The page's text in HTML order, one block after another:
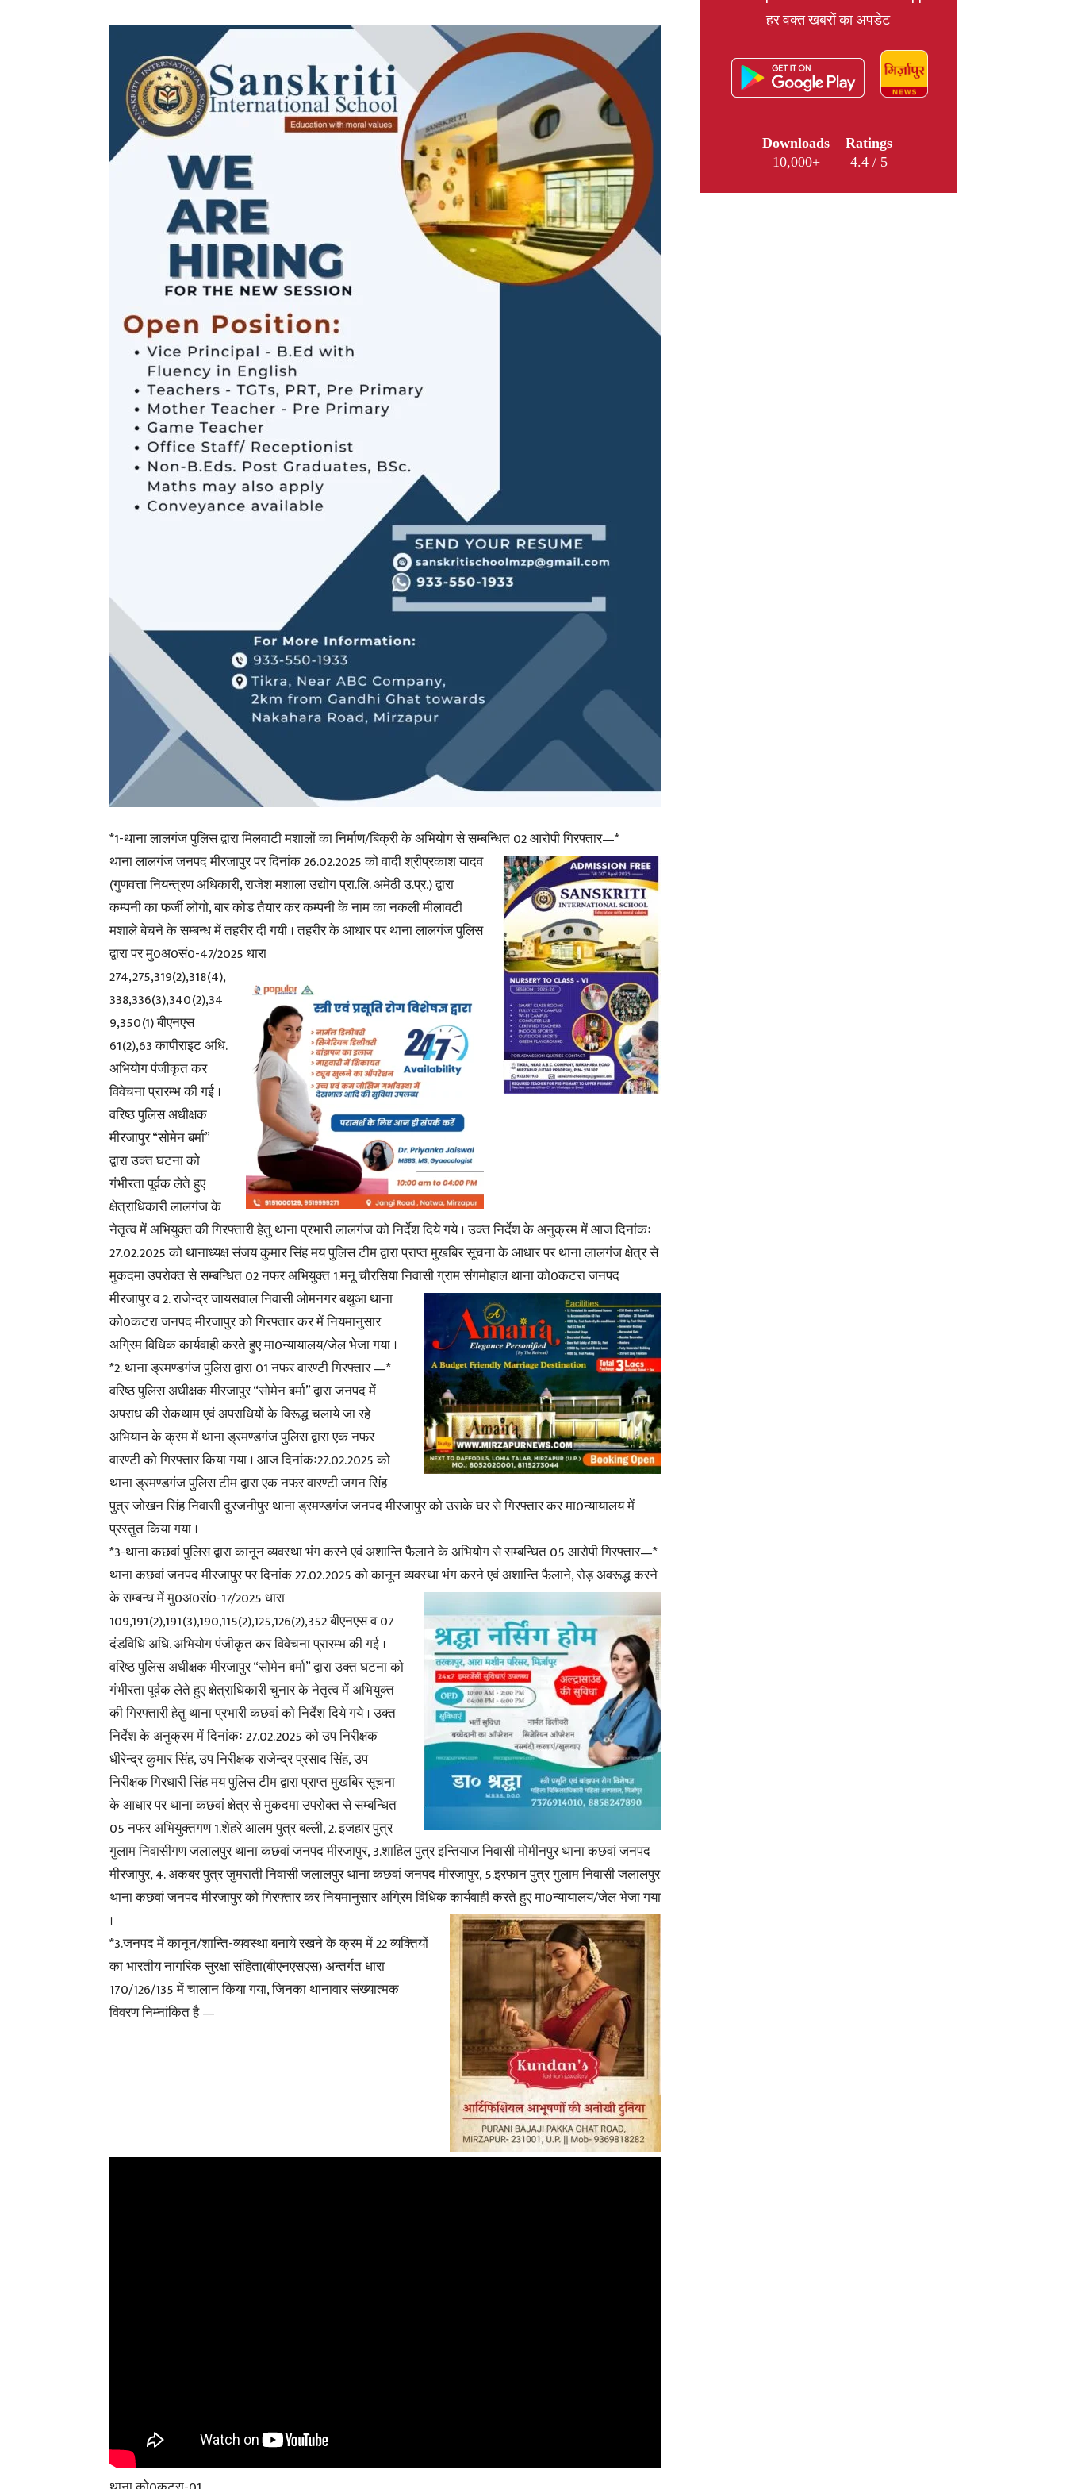
News,
Latest
Today
Hindi
Paper
*1-थाना लालगंज पुलिस द्वारा मिलवाटी मशालों का निर्माण/बिक्री के अभियोग से सम्बन्धित 02 आरोपी गिरफ्तार—*
थाना लालगंज जनपद मीरजापुर पर दिनांक 26.02.2025 को वादी श्रीप्रकाश यादव
(गुणवत्ता नियन्त्रण अधिकारी, राजेश मशाला उद्योग प्रा.लि. अमेठी उ.प्र.) द्वारा
कम्पनी का फर्जी लोगो, बार कोड तैयार कर कम्पनी के नाम का नकली मीलावटी
मशाले बेचने के सम्बन्ध में तहरीर दी गयी । तहरीर के आधार पर थाना लालगंज पुलिस
द्वारा पर मु0अ0सं0-47/2025 धारा
274,275,319(2),318(4),
338,336(3),340(2),34
9,350(1) बीएनएस
61(2),63 कापीराइट अधि.
अभियोग पंजीकृत कर
विवेचना प्रारम्भ की गई ।
वरिष्ठ पुलिस अधीक्षक
मीरजापुर “सोमेन बर्मा”
द्वारा उक्त घटना को
गंभीरता पूर्वक लेते हुए
क्षेत्राधिकारी लालगंज के
नेतृत्व में अभियुक्त की गिरफ्तारी हेतु थाना प्रभारी लालगंज को निर्देश दिये गये । उक्त निर्देश के अनुक्रम में आज दिनांकः
27.02.2025 को थानाध्यक्ष संजय कुमार सिंह मय पुलिस टीम द्वारा प्राप्त मुखबिर सूचना के आधार पर थाना लालगंज क्षेत्र से
मुकदमा उपरोक्त से सम्बन्धित 02 नफर अभियुक्त 1.मनू चौरसिया निवासी ग्राम संगमोहाल थाना को0कटरा जनपद
मीरजापुर व 2.राजेन्द्र जायसवाल निवासी ओमनगर बथुआ थाना
को0कटरा जनपद मीरजापुर को गिरफ्तार कर में नियमानुसार
अग्रिम विधिक कार्यवाही करते हुए मा0न्यायालय/जेल भेजा गया ।
*2. थाना ड्रमण्डगंज पुलिस द्वारा 01 नफर वारण्टी गिरफ्तार —*
वरिष्ठ पुलिस अधीक्षक मीरजापुर “सोमेन बर्मा” द्वारा जनपद में
अपराध की रोकथाम एवं अपराधियों के विरूद्ध चलाये जा रहे
अभियान के क्रम में थाना ड्रमण्डगंज पुलिस द्वारा एक नफर
वारण्टी को गिरफ्तार किया गया । आज दिनांकः27.02.2025 को
थाना ड्रमण्डगंज पुलिस टीम द्वारा एक नफर वारण्टी जगन सिंह
पुत्र जोखन सिंह निवासी दुरजनीपुर थाना ड्रमण्डगंज जनपद मीरजापुर को उसके घर से गिरफ्तार कर मा0न्यायालय में
प्रस्तुत किया गया ।
*3-थाना कछवां पुलिस द्वारा कानून व्यवस्था भंग करने एवं अशान्ति फैलाने के अभियोग से सम्बन्धित 05 आरोपी गिरफ्तार—*
थाना कछवां जनपद मीरजापुर पर दिनांक 27.02.2025 को कानून व्यवस्था भंग करने एवं अशान्ति फैलाने, रोड़ अवरूद्ध करने
के सम्बन्ध में मु0अ0सं0-17/2025 धारा
109,191(2),191(3),190,115(2),125,126(2),352 बीएनएस व 07
दंडविधि अधि. अभियोग पंजीकृत कर विवेचना प्रारम्भ की गई ।
वरिष्ठ पुलिस अधीक्षक मीरजापुर “सोमेन बर्मा” द्वारा उक्त घटना को
गंभीरता पूर्वक लेते हुए क्षेत्राधिकारी चुनार के नेतृत्व में अभियुक्त
की गिरफ्तारी हेतु थाना प्रभारी कछवां को निर्देश दिये गये । उक्त
निर्देश के अनुक्रम में दिनांकः 27.02.2025 को उप निरीक्षक
धीरेन्द्र कुमार सिंह, उप निरीक्षक राजेन्द्र प्रसाद सिंह, उप
निरीक्षक गिरधारी सिंह मय पुलिस टीम द्वारा प्राप्त मुखबिर सूचना
के आधार पर थाना कछवां क्षेत्र से मुकदमा उपरोक्त से सम्बन्धित
05 नफर अभियुक्तगण 1.शेहरे आलम पुत्र बल्ली, 2. इजहार पुत्र
गुलाम निवासीगण जलालपुर थाना कछवां जनपद मीरजापुर, 3.शाहिल पुत्र इन्तियाज निवासी मोमीनपुर थाना कछवां जनपद
मीरजापुर, 4. अकबर पुत्र जुमराती निवासी जलालपुर थाना कछवां जनपद मीरजापुर, 5.इरफान पुत्र गुलाम निवासी जलालपुर
थाना कछवां जनपद मीरजापुर को गिरफ्तार कर नियमानुसार अग्रिम विधिक कार्यवाही करते हुए मा0न्यायालय/जेल भेजा गया
।
*3.जनपद में कानून/शान्ति-व्यवस्था बनाये रखने के क्रम में 22 व्यक्तियों
का भारतीय नागरिक सुरक्षा संहिता(बीएनएसएस) अन्तर्गत धारा
170/126/135 में चालान किया गया, जिनका थानावार संख्यात्मक
विवरण निम्नांकित है —
हर वक्त खबरों का अपडेट
Downloads
10,000+
Ratings
4.4 / 5